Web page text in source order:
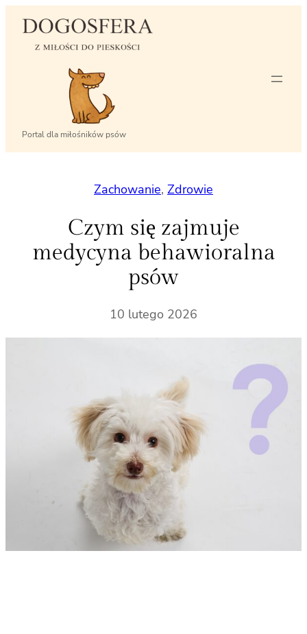
Przejdź
Portal dla miłośników psów
Zachowanie, Zdrowie
Czym się zajmuje
medycyna behawioralna
psów
10 lutego 2026